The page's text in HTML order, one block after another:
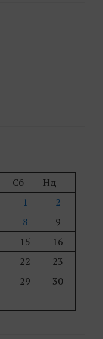
Сб
Нд
1
2
8
9
15
16
22
23
29
30